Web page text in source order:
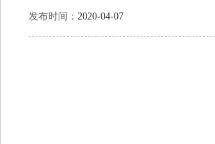
发布时间： 2020-04-07